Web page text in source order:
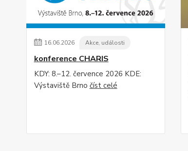
16.06.2026 Akce, události
konference CHARIS
KDY: 8.–12. července 2026 KDE:
Výstaviště Brno číst celé